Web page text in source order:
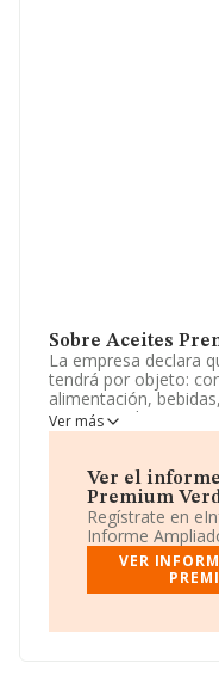
Sobre Aceites
La empresa declara
tendrá por objeto:
alimentación,
comercio al por
aceites y grasas
referencia CNAE
no especializado, de
tabaco', cuyo
actividad en
La empresaAceites
número de
Mairena Del Aljarafe,
Ver más
Ver el
Premium
Regístrate en
Informe
VER